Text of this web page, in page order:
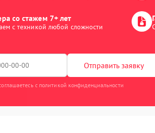
со стажем 7+ лет
с техникой любой сложности
Отправить заявку
с политикой конфиденциальности